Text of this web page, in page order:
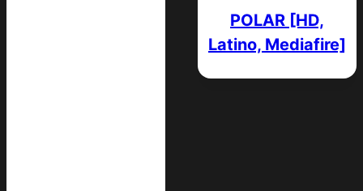
POLAR [HD,
Latino, Mediafire]